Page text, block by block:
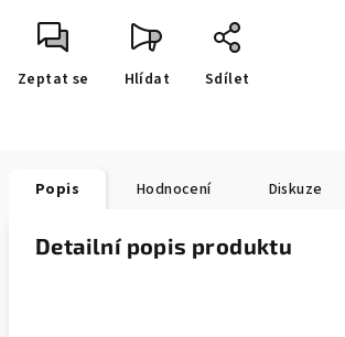
Zeptat se Hlídat Sdílet
Popis Hodnocení Diskuze
Detailní popis produktu